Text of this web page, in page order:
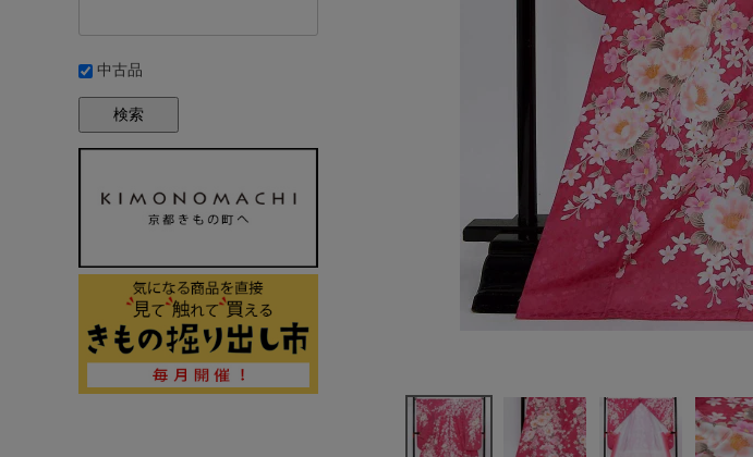
中古品
検索